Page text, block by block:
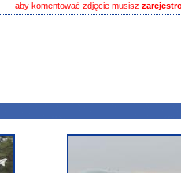
aby komentować zdjęcie musisz